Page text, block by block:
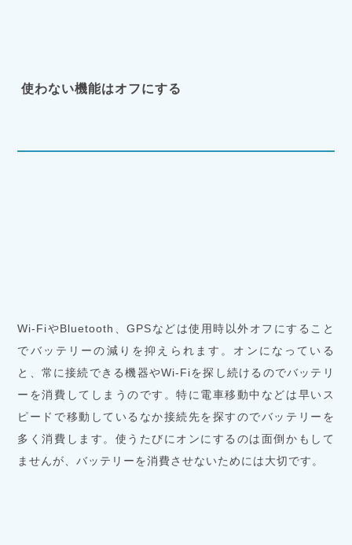
使わない機能はオフにする
Wi-FiやBluetooth、GPSなどは使用時以外オフにすること
でバッテリーの減りを抑えられます。オンになっている
と、常に接続できる機器やWi-Fiを探し続けるのでバッテリ
ーを消費してしまうのです。特に電車移動中などは早いス
ピードで移動しているなか接続先を探すのでバッテリーを
多く消費します。使うたびにオンにするのは面倒かもして
ませんが、バッテリーを消費させないためには大切です。